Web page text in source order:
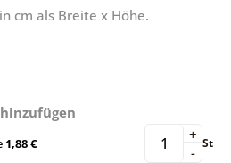
cm als Breite x Höhe.
1,88 € -
+ St